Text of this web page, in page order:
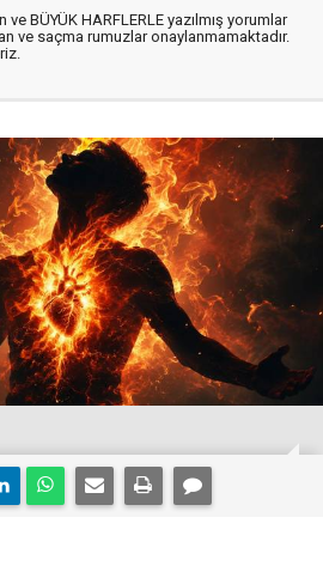
BÜYÜK HARFLERLE yazılmış yorumlar
ve saçma rumuzlar onaylanmamaktadır.